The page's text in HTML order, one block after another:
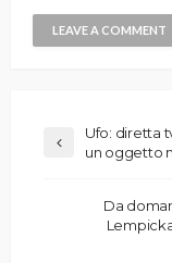
Ufo: diretta
un oggetto
Da